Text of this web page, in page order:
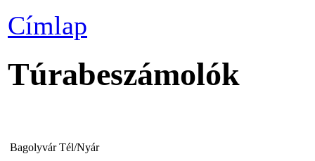
Címlap
Túrabeszámolók
Bagolyvár Tél/Nyár